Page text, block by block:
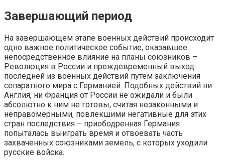
Завершающий период
На завершающем этапе военных действий происходит
одно важное политическое событие, оказавшее
непосредственное влияние на планы союзников –
Революция в России и преждевременный выход
последней из военных действий путем заключения
сепаратного мира с Германией. Подобных действий ни
Англия, ни Франция от России не ожидали и были
абсолютно к ним не готовы, считая незаконными и
неправомерными, повлекшими негативные для этих
стран последствия – приободренная Германия
попыталась выиграть время и отвоевать часть
захваченных союзниками земель, с которых уходили
русские войска.